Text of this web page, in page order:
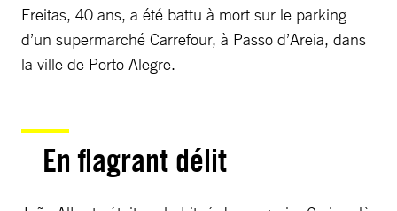
Freitas, 40 ans, a été battu à mort sur le parking
d’un supermarché Carrefour, à Passo d’Areia, dans
la ville de Porto Alegre.
En flagrant délit